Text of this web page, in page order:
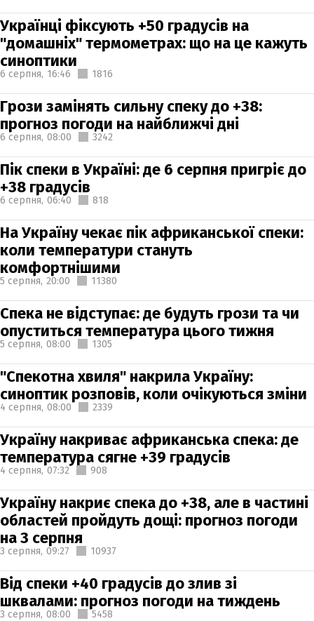
Українці фіксують +50 градусів на
"домашніх" термометрах: що на це кажуть
синоптики
6 серпня, 16:46 1816
Грози замінять сильну спеку до +38:
прогноз погоди на найближчі дні
6 серпня, 08:00 3242
Пік спеки в Україні: де 6 серпня пригріє до
+38 градусів
6 серпня, 06:40 818
На Україну чекає пік африканської спеки:
коли температури стануть
комфортнішими
5 серпня, 20:00 11380
Спека не відступає: де будуть грози та чи
опуститься температура цього тижня
5 серпня, 08:00 1305
"Спекотна хвиля" накрила Україну:
синоптик розповів, коли очікуються зміни
4 серпня, 08:00 2339
Україну накриває африканська спека: де
температура сягне +39 градусів
4 серпня, 07:32 908
Україну накриє спека до +38, але в частині
областей пройдуть дощі: прогноз погоди
на 3 серпня
3 серпня, 09:27 10937
Від спеки +40 градусів до злив зі
шквалами: прогноз погоди на тиждень
3 серпня, 08:00 5458